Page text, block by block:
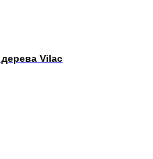
Vilac